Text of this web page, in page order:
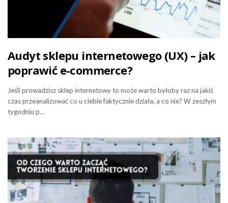
Audyt sklepu internetowego (UX) – jak
poprawić e-commerce?
Jeśli prowadzisz sklep internetowy to może warto byłoby raz na jakiś
czas przeanalizować co u ciebie faktycznie działa, a co nie? W zeszłym
tygodniu p…